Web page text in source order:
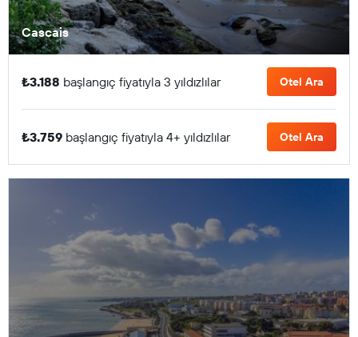
Cascais
₺3.188 başlangıç fiyatıyla 3 yıldızlılar Otel Ara
₺3.759 başlangıç fiyatıyla 4+ yıldızlılar Otel Ara